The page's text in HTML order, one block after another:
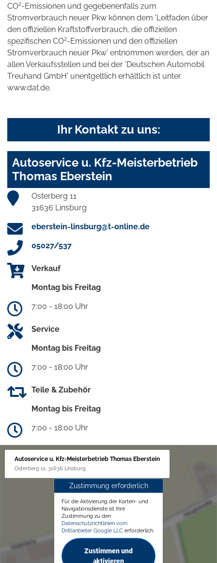
CO2-Emissionen und gegebenenfalls zum
Stromverbrauch neuer Pkw können dem 'Leitfaden über
den offiziellen Kraftstoffverbrauch, die offiziellen
spezifischen CO2-Emissionen und den offiziellen
Stromverbrauch neuer Pkw' entnommen werden, der an
allen Verkaufsstellen und bei der 'Deutschen Automobil
Treuhand GmbH' unentgeltlich erhältlich ist unter
www.dat.de.
Ihr Kontakt zu uns:
Autoservice u. Kfz-Meisterbetrieb
Thomas Eberstein
Osterberg 11
31636 Linsburg
eberstein-linsburg@t-online.de
05027/537
Verkauf
Montag bis Freitag
7:00 - 18:00 Uhr
Service
Montag bis Freitag
7:00 - 18:00 Uhr
Teile & Zubehör
Montag bis Freitag
7:00 - 18:00 Uhr
Autoservice u. Kfz-Meisterbetrieb Thomas Eberstein
Osterberg 11, 31636 Linsburg
Zustimmung erforderlich
Für die Aktivierung der Karten- und
Navigationsdienste ist Ihre
Zustimmung zu den
Datenschutzrichtlinien vom
Drittanbieter Google LLC erforderlich.
Zustimmen und
aktivieren